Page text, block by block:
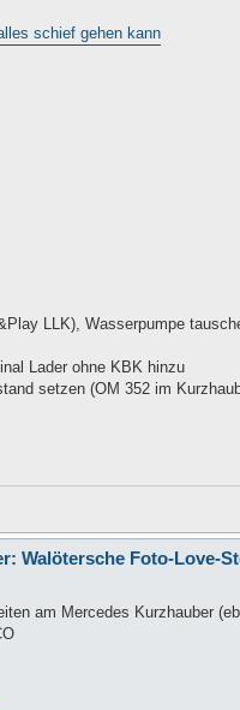
schief gehen kann
LLK), Wasserpumpe
Lader ohne KBK hinzu
setzen (OM 352 im
Walötersche Foto-Love-
am Mercedes Kurzhauber